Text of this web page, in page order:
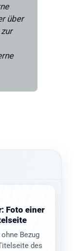
über
Foto einer
Bezug
des